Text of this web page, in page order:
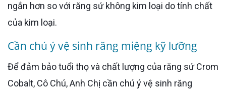
ngắn hơn so với răng sứ không kim loại do tính chất
của kim loại.
Cần chú ý vệ sinh răng miệng kỹ lưỡng
Để đảm bảo tuổi thọ và chất lượng của răng sứ Crom
Cobalt, Cô Chú, Anh Chị cần chú ý vệ sinh răng